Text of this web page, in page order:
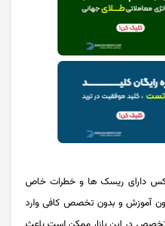
دارای ریسک ها و خطرات خاص
آموزش و بدون تخصص کافی وارد